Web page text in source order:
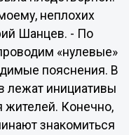
неплохих
Шанцев. - По
«нулевые»
пояснения. В
лежат инициативы
жителей. Конечно,
знакомиться